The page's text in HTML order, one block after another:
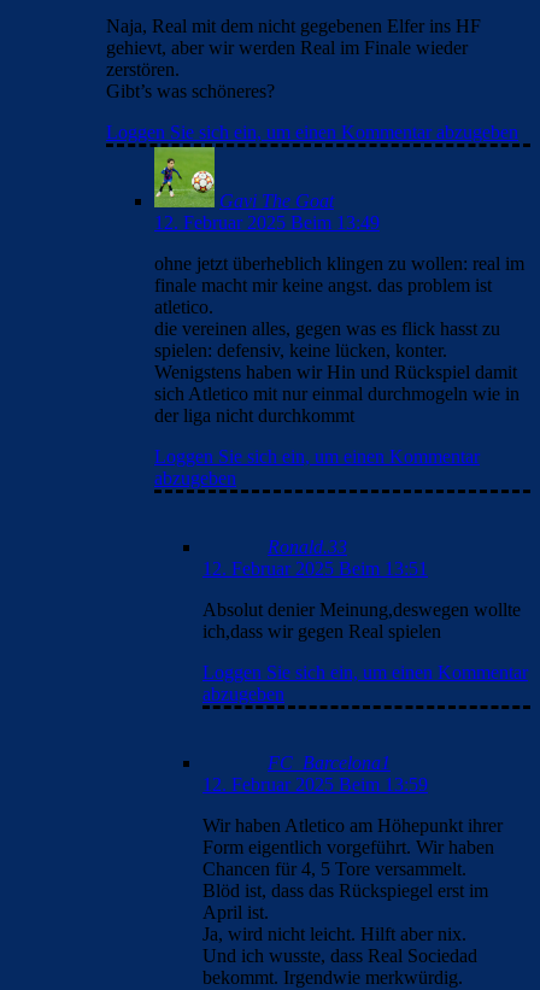
Naja, Real mit dem nicht gegebenen Elfer ins HF
gehievt, aber wir werden Real im Finale wieder
zerstören.
Gibt’s was schöneres?
Loggen Sie sich ein, um einen Kommentar abzugeben
Gavi The Goat
12. Februar 2025 Beim 13:49
ohne jetzt überheblich klingen zu wollen: real im
finale macht mir keine angst. das problem ist
atletico.
die vereinen alles, gegen was es flick hasst zu
spielen: defensiv, keine lücken, konter.
Wenigstens haben wir Hin und Rückspiel damit
sich Atletico mit nur einmal durchmogeln wie in
der liga nicht durchkommt
Loggen Sie sich ein, um einen Kommentar
abzugeben
Ronald.33
12. Februar 2025 Beim 13:51
Absolut denier Meinung,deswegen wollte
ich,dass wir gegen Real spielen
Loggen Sie sich ein, um einen Kommentar
abzugeben
FC_Barcelona1
12. Februar 2025 Beim 13:59
Wir haben Atletico am Höhepunkt ihrer
Form eigentlich vorgeführt. Wir haben
Chancen für 4, 5 Tore versammelt.
Blöd ist, dass das Rückspiegel erst im
April ist.
Ja, wird nicht leicht. Hilft aber nix.
Und ich wusste, dass Real Sociedad
bekommt. Irgendwie merkwürdig.